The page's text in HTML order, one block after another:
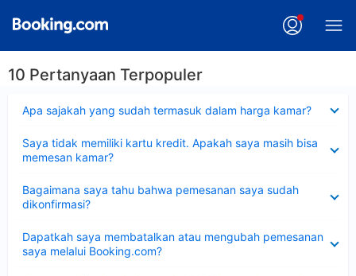
10 Pertanyaan Terpopuler
Apa sajakah yang sudah termasuk dalam harga kamar?
Saya tidak memiliki kartu kredit. Apakah saya masih bisa
memesan kamar?
Bagaimana saya tahu bahwa pemesanan saya sudah
dikonfirmasi?
Dapatkah saya membatalkan atau mengubah pemesanan
saya melalui Booking.com?